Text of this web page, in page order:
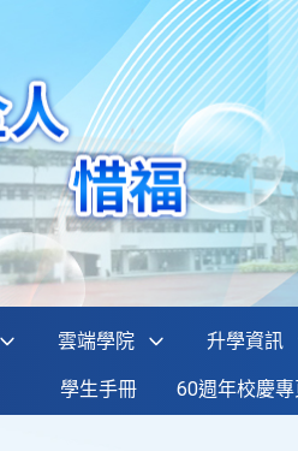
雲端學院 升學資訊
學生手冊 60週年校慶專